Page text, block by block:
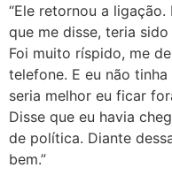
“Ele retornou a
que me disse, teria
Foi muito ríspido, me
telefone. E eu não
seria melhor eu ficar
Disse que eu havia
de política. Diante
bem.”